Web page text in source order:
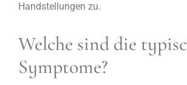
Handstellungen zu.
Welche sind die
Symptome?